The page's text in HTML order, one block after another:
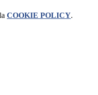
COOKIE POLICY.